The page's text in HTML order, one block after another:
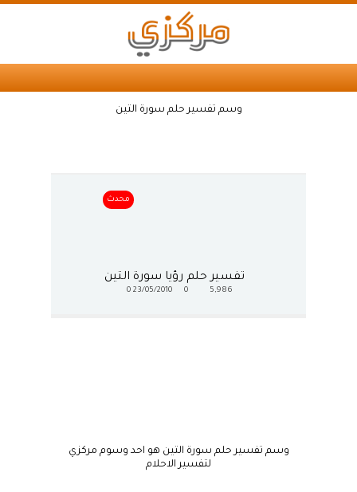
وسم تفسير حلم سورة التين
محدث
تفسير حلم رؤيا سورة التين
5,986
0
23/05/2010
0
وسم تفسير حلم سورة التين هو احد وسوم مركزي
لتفسير الاحلام